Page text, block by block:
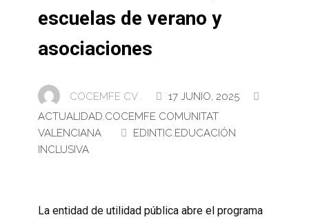
escuelas de verano y
asociaciones
COCEMFE CV .
17 JUNIO, 2025
ACTUALIDAD,COCEMFE COMUNITAT
VALENCIANA
EDINTIC,EDUCACIÓN
INCLUSIVA
La entidad de utilidad pública abre el programa